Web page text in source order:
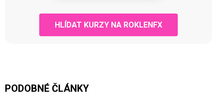
HLÍDAT KURZY NA ROKLENFX
PODOBNÉ ČLÁNKY